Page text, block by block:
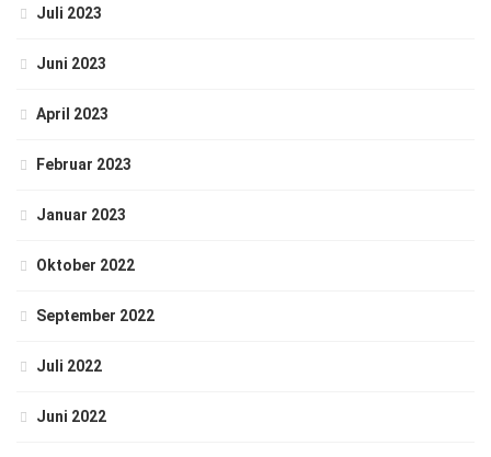
Juli 2023
Juni 2023
April 2023
Februar 2023
Januar 2023
Oktober 2022
September 2022
Juli 2022
Juni 2022